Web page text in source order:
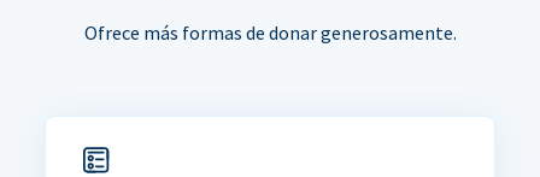
Ofrece más formas de donar generosamente.